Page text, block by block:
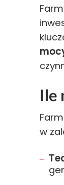
Ile
w